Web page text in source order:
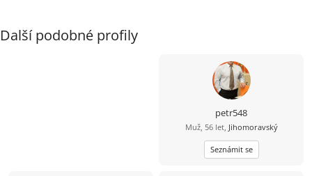
Další podobné profily
petr548
Muž, 56 let, Jihomoravský
Seznámit se